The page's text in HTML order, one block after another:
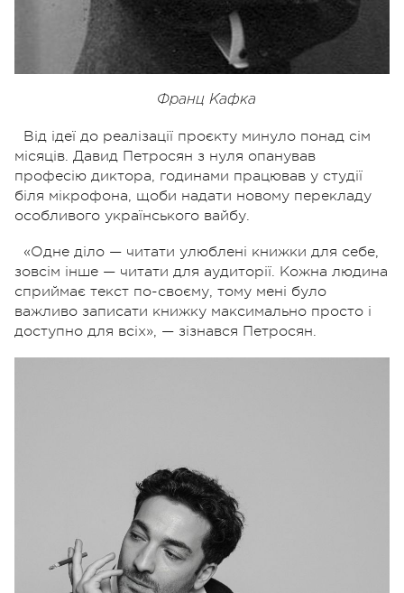
Франц Кафка
Від ідеї до реалізації проєкту минуло понад сім
місяців. Давид Петросян з нуля опанував
професію диктора, годинами працював у студії
біля мікрофона, щоби надати новому перекладу
особливого українського вайбу.
«Одне діло — читати улюблені книжки для себе,
зовсім інше — читати для аудиторії. Кожна людина
сприймає текст по-своєму, тому мені було
важливо записати книжку максимально просто і
доступно для всіх», — зізнався Петросян.